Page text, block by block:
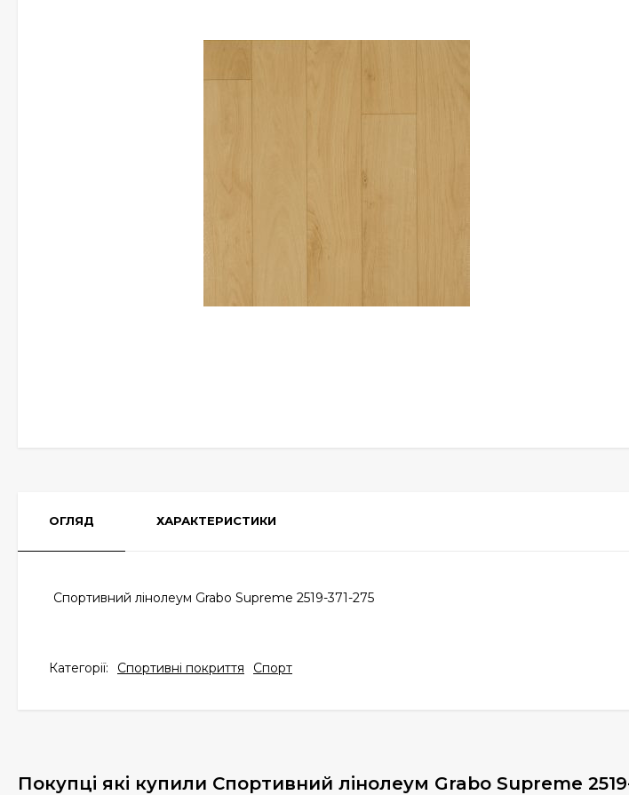
ОГЛЯД ХАРАКТЕРИСТИКИ
Спортивний лінолеум Grabo Supreme 2519-371-275
Категорії: Спортивні покриття Спорт
Покупці які купили Спортивний лінолеум Grabo Supreme